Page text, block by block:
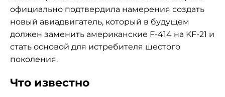
официально подтвердила намерения создать
новый авиадвигатель, который в будущем
должен заменить американские F-414 на KF-21 и
стать основой для истребителя шестого
поколения.
Что известно